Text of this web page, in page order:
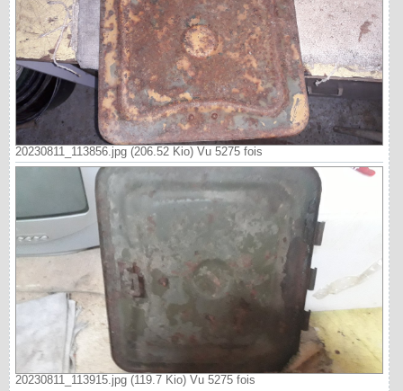
20230811_113856.jpg (206.52 Kio) Vu 5275 fois
20230811_113915.jpg (119.7 Kio) Vu 5275 fois